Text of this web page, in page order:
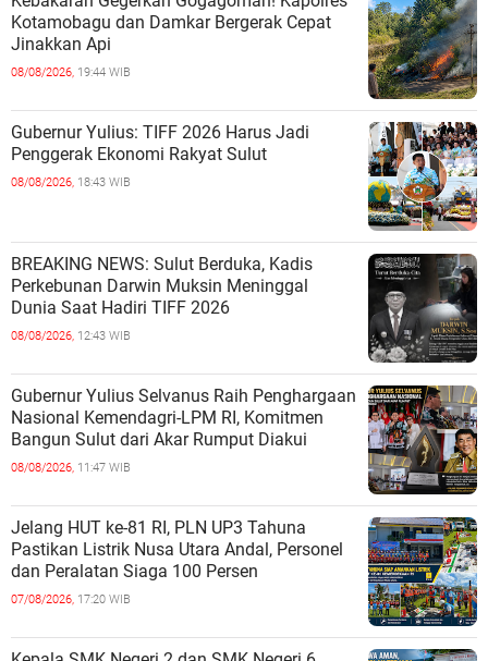
Kotamobagu dan Damkar Bergerak Cepat
Jinakkan Api
08/08/2026, 19:44 WIB
Gubernur Yulius: TIFF 2026 Harus Jadi
Penggerak Ekonomi Rakyat Sulut
08/08/2026, 18:43 WIB
BREAKING NEWS: Sulut Berduka, Kadis
Perkebunan Darwin Muksin Meninggal
Dunia Saat Hadiri TIFF 2026
08/08/2026, 12:43 WIB
Gubernur Yulius Selvanus Raih Penghargaan
Nasional Kemendagri-LPM RI, Komitmen
Bangun Sulut dari Akar Rumput Diakui
08/08/2026, 11:47 WIB
Jelang HUT ke-81 RI, PLN UP3 Tahuna
Pastikan Listrik Nusa Utara Andal, Personel
dan Peralatan Siaga 100 Persen
07/08/2026, 17:20 WIB